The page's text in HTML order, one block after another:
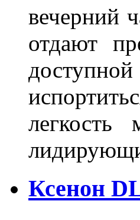
вечерний
отдают
легкость
Ксенон